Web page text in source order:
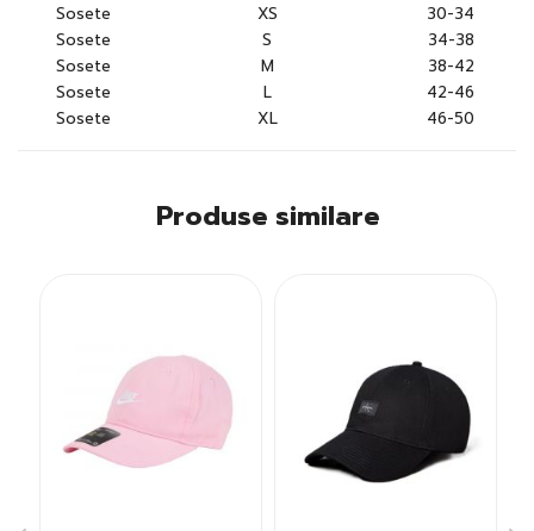
Sosete
XS
30-34
Sosete
S
34-38
Sosete
M
38-42
Sosete
L
42-46
Sosete
XL 46-50
Produse similare